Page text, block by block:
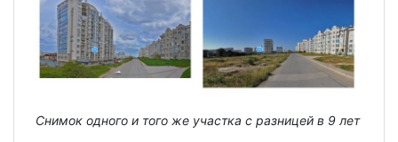
Снимок одного и того же участка с разницей в 9 лет